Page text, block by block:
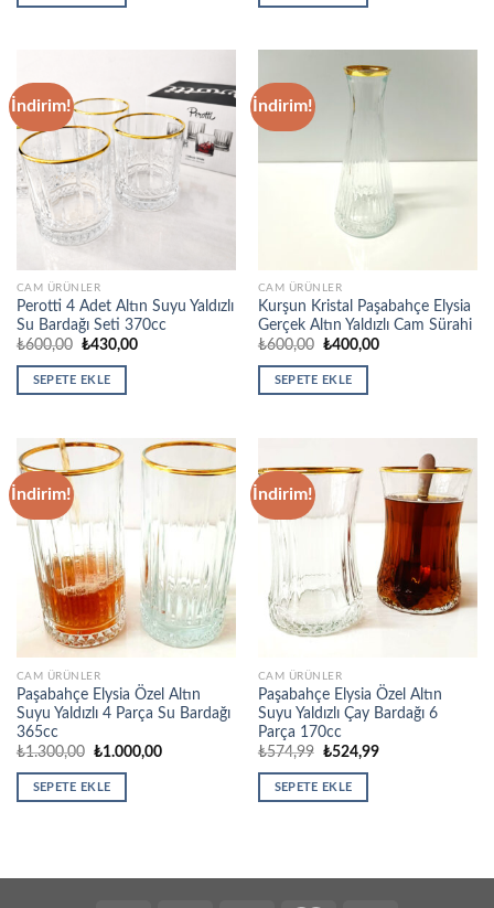
İndirim!
CAM ÜRÜNLER
Perotti 4 Adet Altın Suyu Yaldızlı
Su Bardağı Seti 370cc
₺600,00 Orijinal
₺600,00.
₺430,00Şu
SEPETE EKLE
İndirim!
CAM ÜRÜNLER
Kurşun Kristal Paşabahçe Elysia
Gerçek Altın Yaldızlı Cam Sürahi
₺600,00 Orijinal
₺600,00.
₺400,00Şu
SEPETE EKLE
İndirim!
CAM ÜRÜNLER
Paşabahçe Elysia Özel Altın
Suyu Yaldızlı 4 Parça Su Bardağı
365cc
₺1.300,00 Orijinal
₺1.300,00.
₺1.000,00Şu
SEPETE EKLE
İndirim!
CAM ÜRÜNLER
Paşabahçe Elysia Özel Altın
Suyu Yaldızlı Çay Bardağı 6
Parça 170cc
₺574,99 Orijinal
₺574,99.
₺524,99Şu
SEPETE EKLE